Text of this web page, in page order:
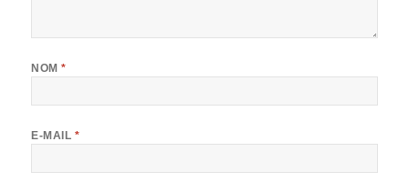
NOM*
E-MAIL *